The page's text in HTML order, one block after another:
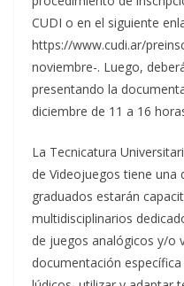
CUDI o en el siguiente
https://www.cudi.ar/
noviembre-. Luego,
presentando la
diciembre de 11 a 16
La Tecnicatura
de Videojuegos tiene una
graduados estarán
multidisciplinarios
de juegos analógicos y/o
documentación